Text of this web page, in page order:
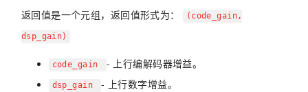
返回值是一个元组，返回值形式为：
(code_gain,
dsp_gain)
code_gain - 上行编解码器增益。
dsp_gain - 上行数字增益。